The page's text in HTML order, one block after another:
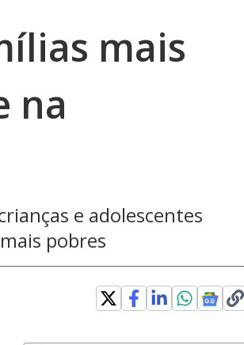
mais
na
e adolescentes
pobres